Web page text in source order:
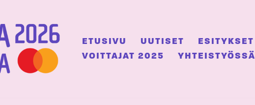
ETUSIVU UUTISET ESITYKSET
VOITTAJAT 2025
YHTEISTYÖSSÄ